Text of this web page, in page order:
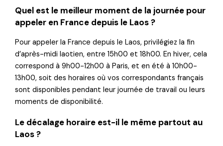
Quel est le meilleur moment de la journée pour
appeler en France depuis le Laos ?
Pour appeler la France depuis le Laos, privilégiez la fin
d’après-midi laotien, entre 15h00 et 18h00. En hiver, cela
correspond à 9h00-12h00 à Paris, et en été à 10h00-
13h00, soit des horaires où vos correspondants français
sont disponibles pendant leur journée de travail ou leurs
moments de disponibilité.
Le décalage horaire est-il le même partout au
Laos ?